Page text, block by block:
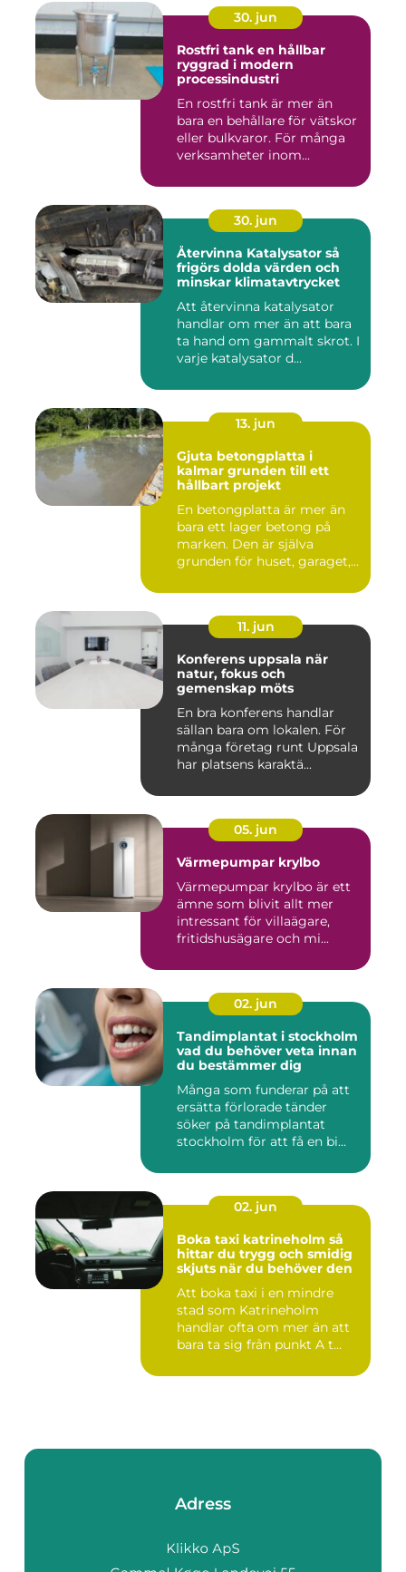
30. jun
Rostfri tank en hållbar
ryggrad i modern
processindustri
En rostfri tank är mer än
bara en behållare för vätskor
eller bulkvaror. För många
verksamheter inom...
30. jun
Återvinna Katalysator så
frigörs dolda värden och
minskar klimatavtrycket
Att återvinna katalysator
handlar om mer än att bara
ta hand om gammalt skrot. I
varje katalysator d...
13. jun
Gjuta betongplatta i
kalmar grunden till ett
hållbart projekt
En betongplatta är mer än
bara ett lager betong på
marken. Den är själva
grunden för huset, garaget,...
11. jun
Konferens uppsala när
natur, fokus och
gemenskap möts
En bra konferens handlar
sällan bara om lokalen. För
många företag runt Uppsala
har platsens karaktä...
05. jun
Värmepumpar krylbo
Värmepumpar krylbo är ett
ämne som blivit allt mer
intressant för villaägare,
fritidshusägare och mi...
02. jun
Tandimplantat i stockholm
vad du behöver veta innan
du bestämmer dig
Många som funderar på att
ersätta förlorade tänder
söker på tandimplantat
stockholm för att få en bi...
02. jun
Boka taxi katrineholm så
hittar du trygg och smidig
skjuts när du behöver den
Att boka taxi i en mindre
stad som Katrineholm
handlar ofta om mer än att
bara ta sig från punkt A t...
Adress